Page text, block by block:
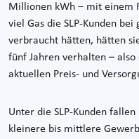
Millionen kWh − mit einem
viel Gas die SLP-Kunden
verbraucht hätten, hätten
fünf Jahren verhalten –
aktuellen Preis- und
Unter die SLP-Kunden
kleinere bis mittlere